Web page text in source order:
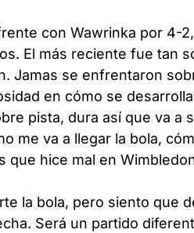
con Wawrinka por 4-
El más reciente fue tan
Jamas se enfrentaron
en cómo se
pista, dura así que va a
me va a llegar la bola,
que hice mal en
la bola, pero siento que
Será un partido